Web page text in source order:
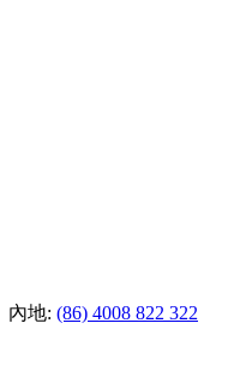
內地: (86) 4008 822 322